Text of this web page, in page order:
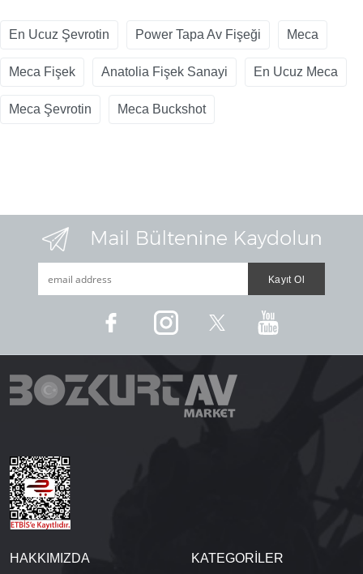
En Ucuz Şevrotin Power Tapa Av Fişeği Meca
Meca Fişek Anatolia Fişek Sanayi En Ucuz Meca
Meca Şevrotin Meca Buckshot
HAKKIMIZDA KATEGORİLER